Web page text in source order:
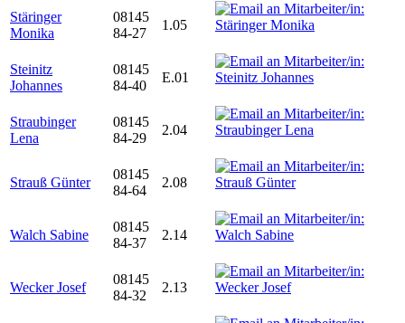
Stäringer
Monika
08145
84-27
1.05
Steinitz
Johannes
08145
84-40
E.01
Straubinger
Lena
08145
84-29
2.04
Strauß Günter
08145
84-64
2.08
Walch Sabine
08145
84-37
2.14
Wecker Josef
08145
84-32
2.13